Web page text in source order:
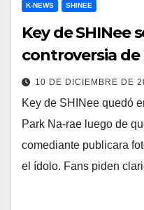
K-NEWS SHINEE
Key de SHINee
controversia de
10 DE DICIEMBRE DE
Key de SHINee quedó
Park Na-rae luego de
comediante publicara
el ídolo. Fans piden